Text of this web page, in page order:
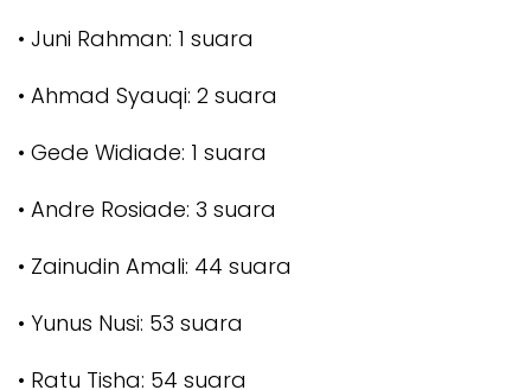
• Juni Rahman: 1 suara
• Ahmad Syauqi: 2 suara
• Gede Widiade: 1 suara
• Andre Rosiade: 3 suara
• Zainudin Amali: 44 suara
• Yunus Nusi: 53 suara
• Ratu Tisha: 54 suara